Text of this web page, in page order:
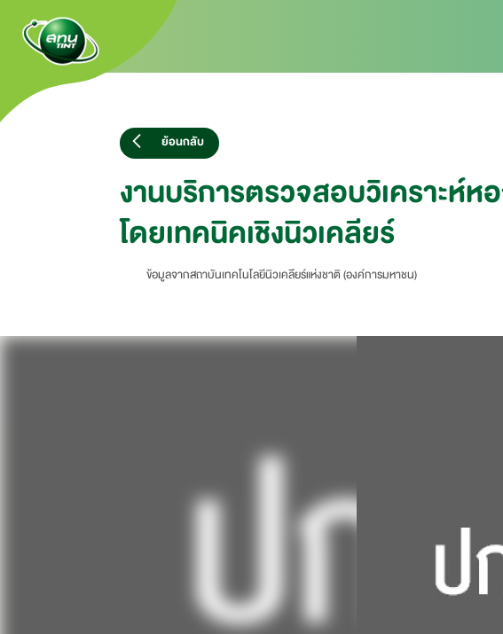
ย้อนกลับ
งานบริการตรวจสอบวิเคราะห์ห
โดยเทคนิคเชิงนิวเคลียร์
ข้อมูลจากสถาบันเทคโนโลยีนิวเคลียร์แห่งชาติ (องค์การมหาชน)